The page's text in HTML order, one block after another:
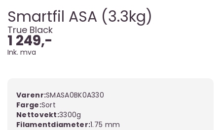
Smartfil ASA (3.3kg)
True Black
1 249,-
Ink. mva
Varenr:SMASA0BK0A330
Farge Sort
Nettovekt 3300g
Filamentdiameter 1.75 mm